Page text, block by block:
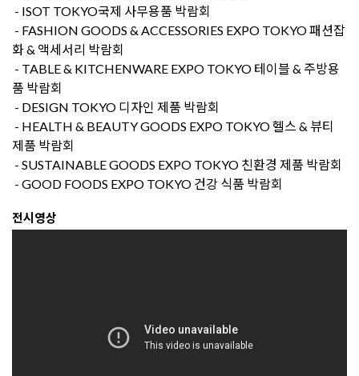
- ISOT TOKYO국제 사무용품 박람회
- FASHION GOODS & ACCESSORIES EXPO TOKYO 패션잡
화 & 액세서리 박람회
- TABLE & KITCHENWARE EXPO TOKYO 테이블 & 주방용
품 박람회
- DESIGN TOKYO 디자인 제품 박람회
- HEALTH & BEAUTY GOODS EXPO TOKYO 헬스 & 뷰티
제품 박람회
- SUSTAINABLE GOODS EXPO TOKYO 친환경 제품 박람회
- GOOD FOODS EXPO TOKYO 건강 식품 박람회
전시영상